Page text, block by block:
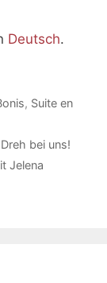
Deutsch.
, Suite en
bei uns!
Jelena